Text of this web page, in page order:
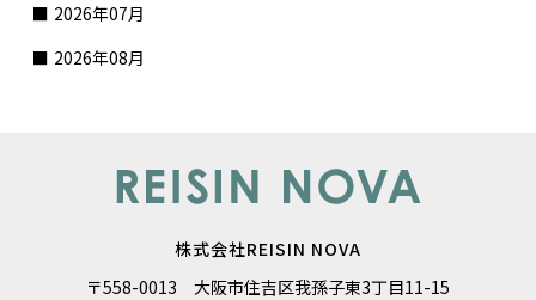
2026年07月
2026年08月
株式会社REISIN NOVA
〒558-0013 大阪市住吉区我孫子東3丁目11-15